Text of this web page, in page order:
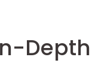
In-Depth